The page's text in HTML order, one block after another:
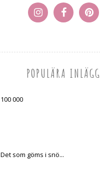
POPULÄRA INLÄGG
100 000
Det som göms i snö...